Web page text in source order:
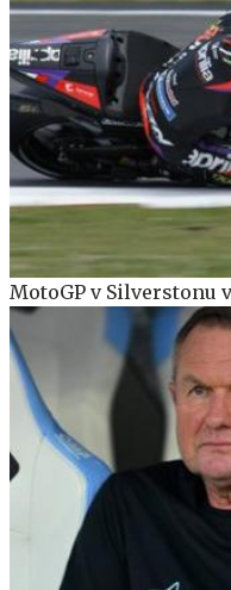
MotoGP v Silverstonu